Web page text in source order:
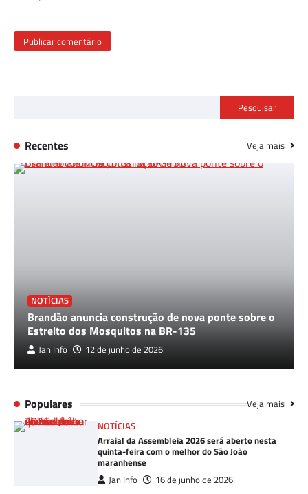
Pesquisar
Recentes Veja mais
NOTÍCIAS
Brandão anuncia construção de nova ponte sobre o
Estreito dos Mosquitos na BR-135
Jan Info 12 de junho de 2026
Populares Veja mais
NOTÍCIAS
Arraial da Assembleia 2026 será aberto nesta
quinta-feira com o melhor do São João
maranhense
Jan Info
16 de junho de 2026